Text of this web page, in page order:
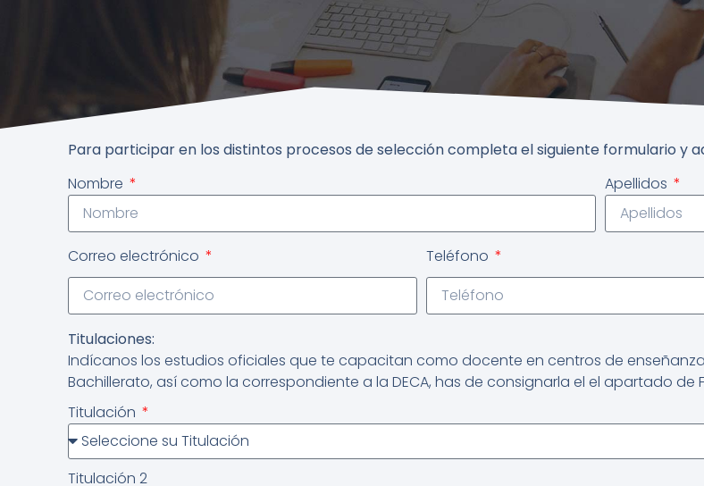
Para participar en los distintos procesos de selección completa el siguiente formulario y
Nombre
Apellidos
Correo electrónico Teléfono
Titulaciones:
Indícanos los estudios oficiales que te capacitan como docente en centros de
Bachillerato, así como la correspondiente a la DECA, has de consignarla el el apartado
Titulación
Titulación 2